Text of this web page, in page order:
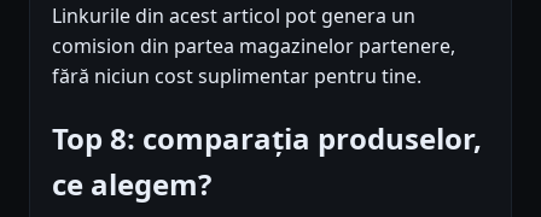
Linkurile din acest articol pot genera un
comision din partea magazinelor partenere,
fără niciun cost suplimentar pentru tine.
Top 8: comparația produselor,
ce alegem?